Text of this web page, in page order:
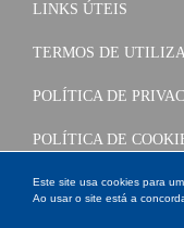
LINKS ÚTEIS
TERMOS DE
POLÍTICA DE
POLÍTICA DE
Este site usa cookies para
Ao usar o site está a